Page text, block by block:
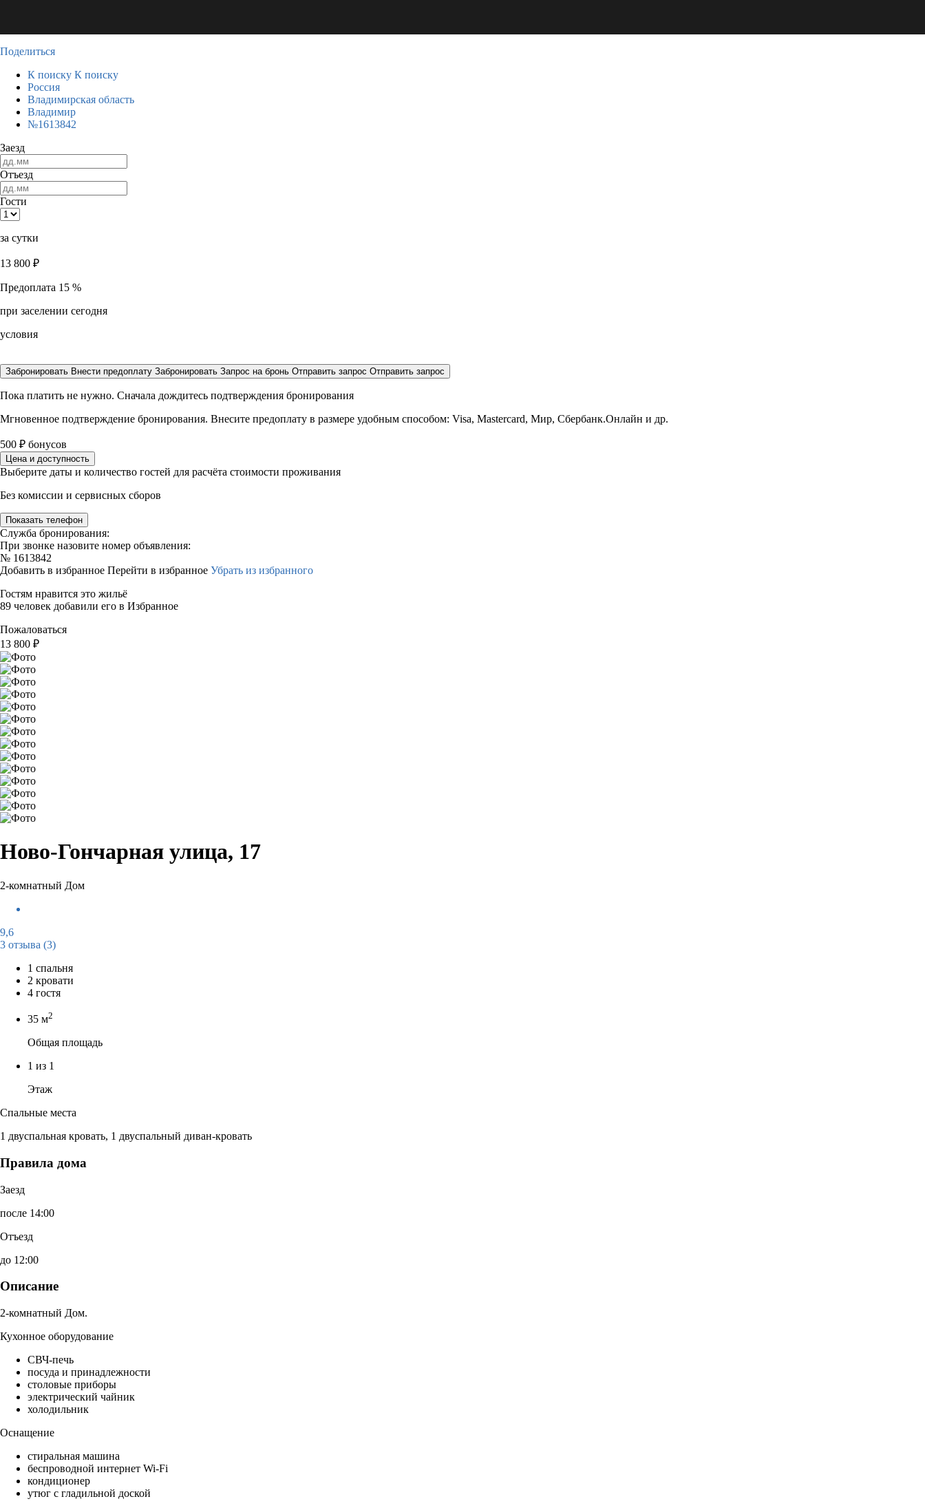
Поделиться
К поиску К поиску
Россия
Владимирская область
Владимир
№1613842
Заезд
Отъезд
Гости
за сутки
13 800 ₽
Предоплата 15 %
при заселении сегодня
условия
Забронировать Внести предоплату Забронировать Запрос на бронь Отправить запрос Отправить запрос
Пока платить не нужно. Сначала дождитесь подтверждения бронирования
Мгновенное подтверждение бронирования. Внесите предоплату в размере удобным способом: Visa, Mastercard, Мир, Сбербанк.Онлайн и др.
500 ₽ бонусов
Цена и доступность
Выберите даты и количество гостей для расчёта стоимости проживания
Без комиссии и сервисных сборов
Показать телефон
Служба бронирования:
При звонке назовите номер объявления:
№ 1613842
Добавить в избранное Перейти в избранное Убрать из избранного
Гостям нравится это жильё
89 человек добавили его в Избранное
Пожаловаться
13 800 ₽
Ново-Гончарная улица, 17
2-комнатный Дом
9,6
3 отзыва (3)
1 спальня
2 кровати
4 гостя
35 м2
Общая площадь
1 из 1
Этаж
Спальные места
1 двуспальная кровать, 1 двуспальный диван-кровать
Правила дома
Заезд
после 14:00
Отъезд
до 12:00
Описание
2-комнатный Дом.
Кухонное оборудование
СВЧ-печь
посуда и принадлежности
столовые приборы
электрический чайник
холодильник
Оснащение
стиральная машина
беспроводной интернет Wi-Fi
кондиционер
утюг с гладильной доской